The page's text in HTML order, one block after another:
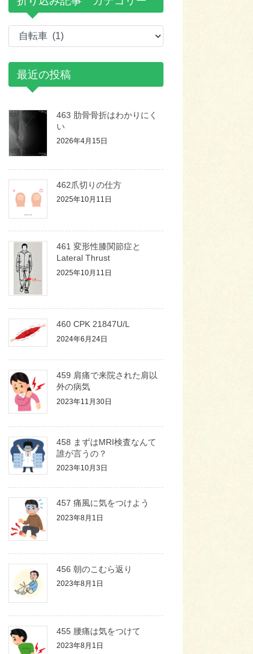
り
込
み
記
カ
テ
ゴ
最近の投稿
463 肋骨骨折はわかりにく
い
2026年4月15日
462爪切りの仕方
2025年10月11日
461 変形性膝関節症と
Lateral Thrust
2025年10月11日
460 CPK 21847U/L
2024年6月24日
459 肩痛で来院された肩以
外の病気
2023年11月30日
458 まずはMRI検査なんて
誰が言うの？
2023年10月3日
457 痛風に気をつけよう
2023年8月1日
456 朝のこむら返り
2023年8月1日
455 腰痛は気をつけて
2023年8月1日